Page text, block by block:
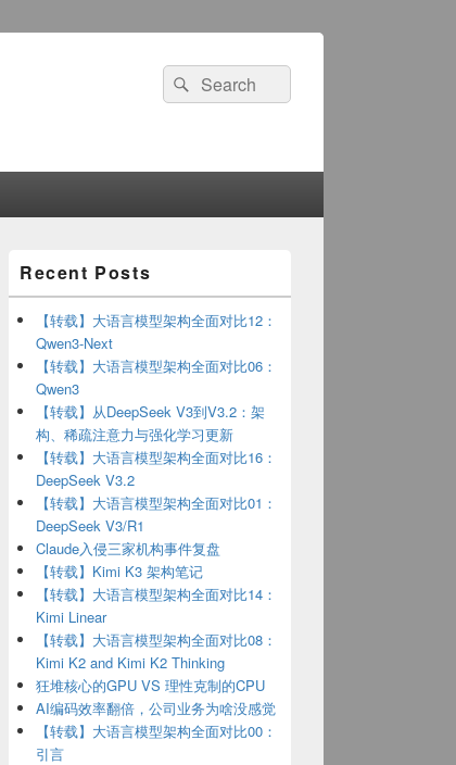
Search
for:
Search
Sidebar
Widget
Area
Recent Posts
【转载】大语言模型架构全面对比12：
Qwen3-Next
【转载】大语言模型架构全面对比06：
Qwen3
【转载】从DeepSeek V3到V3.2：架
构、稀疏注意力与强化学习更新
【转载】大语言模型架构全面对比16：
DeepSeek V3.2
【转载】大语言模型架构全面对比01：
DeepSeek V3/R1
Claude入侵三家机构事件复盘
【转载】Kimi K3 架构笔记
【转载】大语言模型架构全面对比14：
Kimi Linear
【转载】大语言模型架构全面对比08：
Kimi K2 and Kimi K2 Thinking
狂堆核心的GPU VS 理性克制的CPU
AI编码效率翻倍，公司业务为啥没感觉
【转载】大语言模型架构全面对比00：
引言